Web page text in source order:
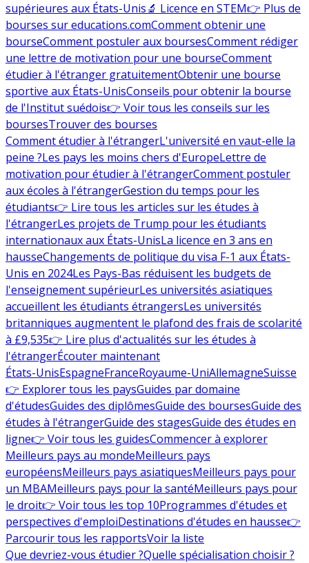
supérieures aux États-Unis🔬 Licence en STEM👉 Plus de
bourses sur educations.comComment obtenir une
bourseComment postuler aux boursesComment rédiger
une lettre de motivation pour une bourseComment
étudier à l'étranger gratuitementObtenir une bourse
sportive aux États-UnisConseils pour obtenir la bourse
de l'Institut suédois👉 Voir tous les conseils sur les
boursesTrouver des bourses
Comment étudier à l'étrangerL'université en vaut-elle la
peine ?Les pays les moins chers d'EuropeLettre de
motivation pour étudier à l'étrangerComment postuler
aux écoles à l'étrangerGestion du temps pour les
étudiants👉 Lire tous les articles sur les études à
l'étrangerLes projets de Trump pour les étudiants
internationaux aux États-UnisLa licence en 3 ans en
hausseChangements de politique du visa F-1 aux États-
Unis en 2024Les Pays-Bas réduisent les budgets de
l'enseignement supérieurLes universités asiatiques
accueillent les étudiants étrangersLes universités
britanniques augmentent le plafond des frais de scolarité
à £9,535👉 Lire plus d'actualités sur les études à
l'étrangerÉcouter maintenant
États-UnisEspagneFranceRoyaume-UniAllemagneSuisse
👉 Explorer tous les paysGuides par domaine
d'étudesGuides des diplômesGuide des boursesGuide des
études à l'étrangerGuide des stagesGuide des études en
ligne👉 Voir tous les guidesCommencer à explorer
Meilleurs pays au mondeMeilleurs pays
européensMeilleurs pays asiatiquesMeilleurs pays pour
un MBAMeilleurs pays pour la santéMeilleurs pays pour
le droit👉 Voir tous les top 10Programmes d'études et
perspectives d'emploiDestinations d'études en hausse👉
Parcourir tous les rapportsVoir la liste
Que devriez-vous étudier ?Quelle spécialisation choisir ?